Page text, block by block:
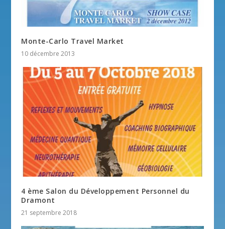
Monte-Carlo Travel Market
10 décembre 2013
4 ème Salon du Développement Personnel du
Dramont
21 septembre 2018